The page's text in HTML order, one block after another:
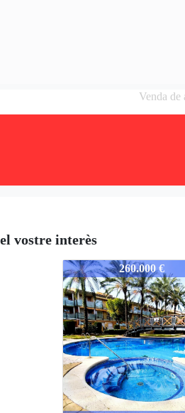
Venda
vostre interès
352-352 260.000 €